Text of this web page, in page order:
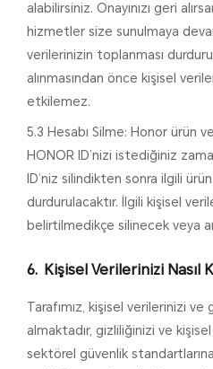
alabilirsiniz. Onayınızı geri
hizmetler size sunulmaya
verilerinizin toplanması
alınmasından önce kişisel
etkilemez.
5.3 Hesabı Silme: Honor ürün
HONOR ID’nizi istediğiniz
ID’niz silindikten sonra ilgili
durdurulacaktır. İlgili kişisel
belirtilmedikçe silinecek veya
Kişisel Verilerinizi Nasıl
Tarafımız, kişisel verilerinizi
almaktadır, gizliliğinizi ve
sektörel güvenlik